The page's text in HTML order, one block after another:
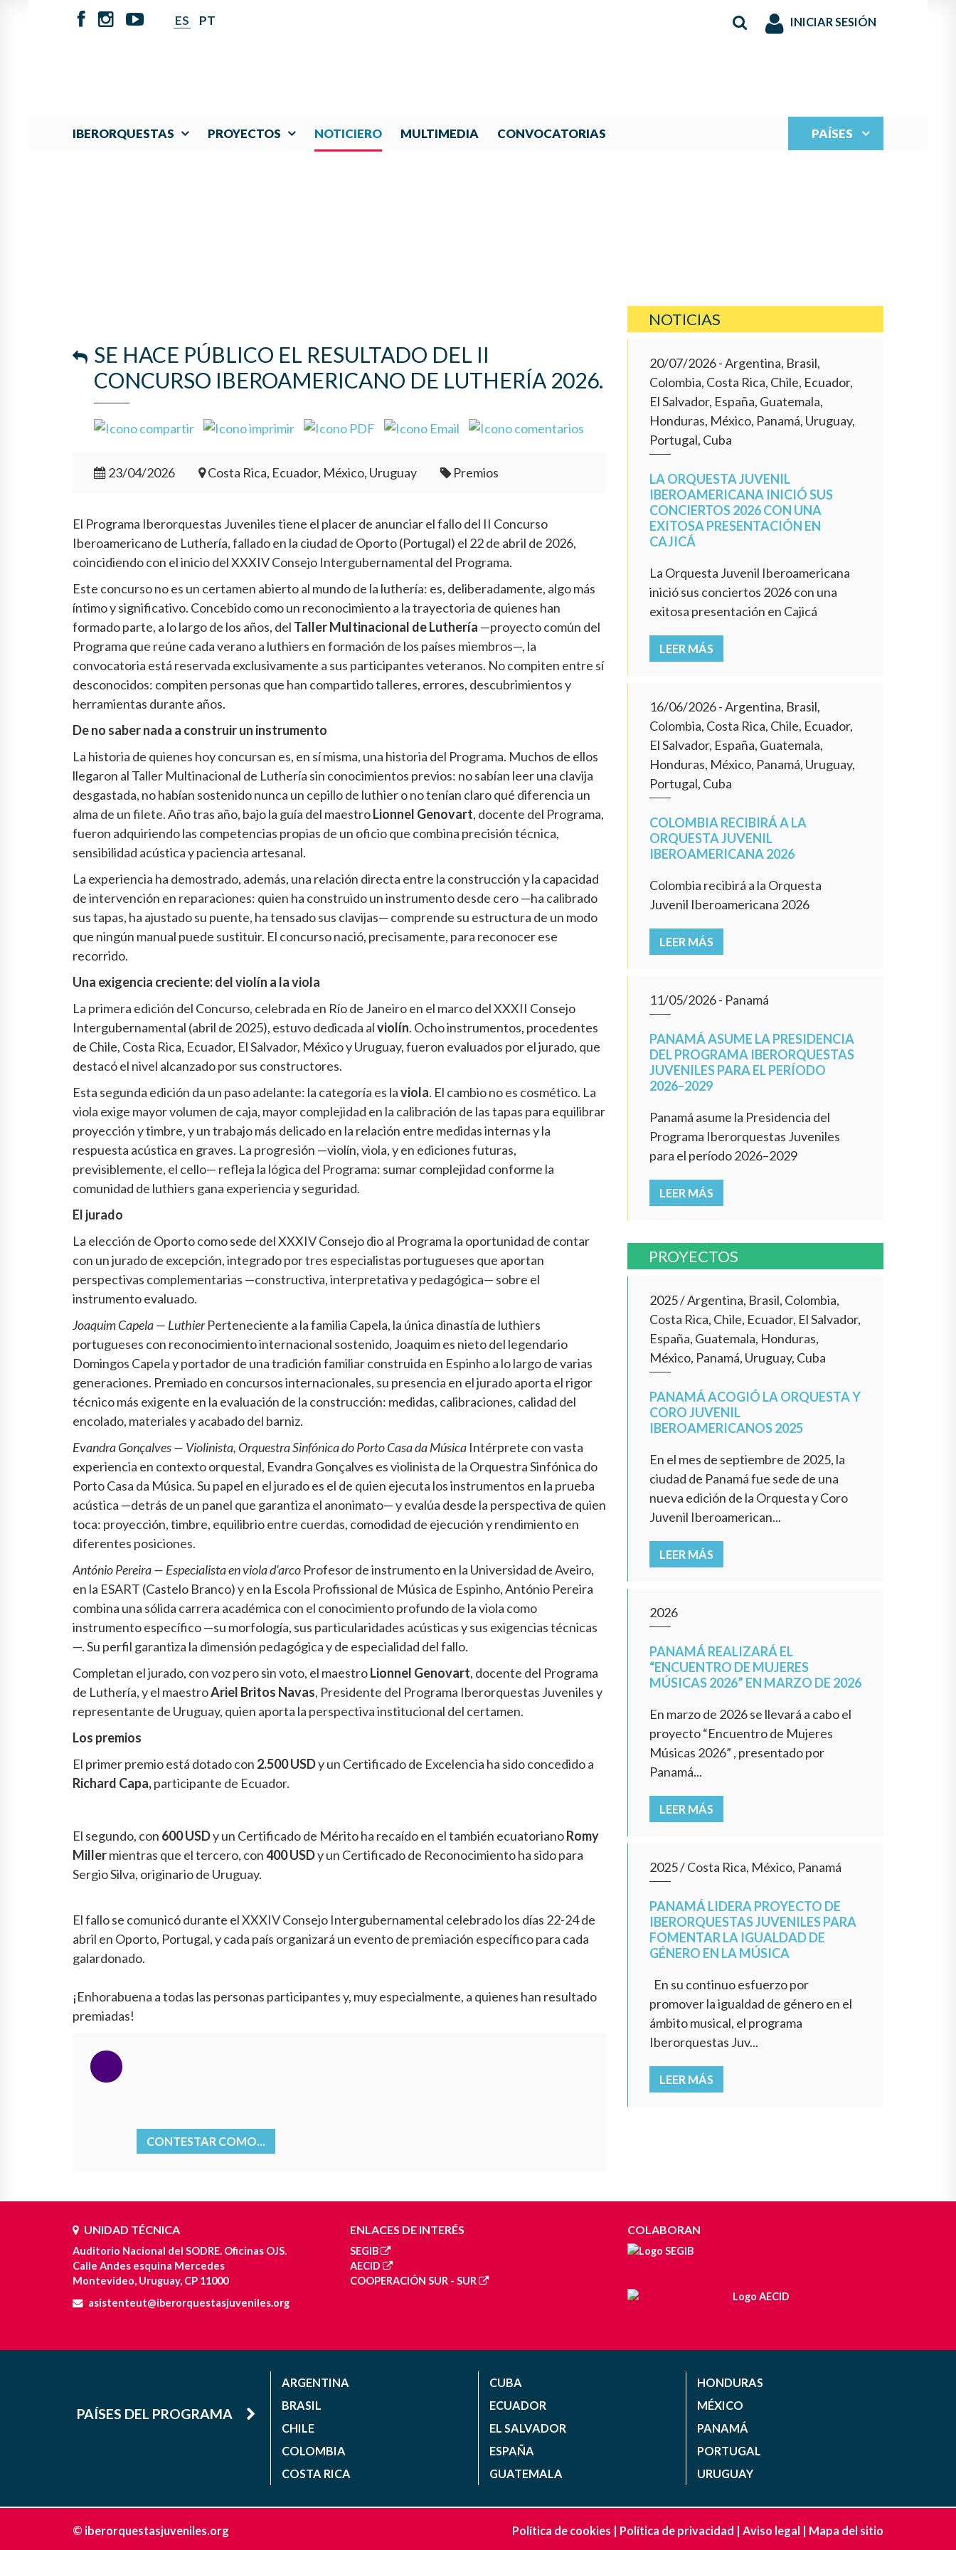
ES PT INICIAR SESIÓN
IBERORQUESTAS PROYECTOS NOTICIERO MULTIMEDIA CONVOCATORIAS PAÍSES
SE HACE PÚBLICO EL RESULTADO DEL II
CONCURSO IBEROAMERICANO DE LUTHERÍA 2026.
23/04/2026 Costa Rica, Ecuador, México, Uruguay Premios
El Programa Iberorquestas Juveniles tiene el placer de anunciar el fallo del II Concurso
Iberoamericano de Luthería, fallado en la ciudad de Oporto (Portugal) el 22 de abril de 2026,
coincidiendo con el inicio del XXXIV Consejo Intergubernamental del Programa.
Este concurso no es un certamen abierto al mundo de la luthería: es, deliberadamente, algo más
íntimo y significativo. Concebido como un reconocimiento a la trayectoria de quienes han
formado parte, a lo largo de los años, del Taller Multinacional de Luthería —proyecto común del
Programa que reúne cada verano a luthiers en formación de los países miembros—, la
convocatoria está reservada exclusivamente a sus participantes veteranos. No compiten entre sí
desconocidos: compiten personas que han compartido talleres, errores, descubrimientos y
herramientas durante años.
De no saber nada a construir un instrumento
La historia de quienes hoy concursan es, en sí misma, una historia del Programa. Muchos de ellos
llegaron al Taller Multinacional de Luthería sin conocimientos previos: no sabían leer una clavija
desgastada, no habían sostenido nunca un cepillo de luthier o no tenían claro qué diferencia un
alma de un filete. Año tras año, bajo la guía del maestroLionnel Genovart, docente del Programa,
fueron adquiriendo las competencias propias de un oficio que combina precisión técnica,
sensibilidad acústica y paciencia artesanal.
La experiencia ha demostrado, además, una relación directa entre la construcción y la capacidad
de intervención en reparaciones: quien ha construido un instrumento desde cero —ha calibrado
sus tapas, ha ajustado su puente, ha tensado sus clavijas— comprende su estructura de un modo
que ningún manual puede sustituir. El concurso nació, precisamente, para reconocer ese
recorrido.
Una exigencia creciente: del violín a la viola
La primera edición del Concurso, celebrada en Río de Janeiro en el marco del XXXII Consejo
Intergubernamental (abril de 2025), estuvo dedicada alviolín. Ocho instrumentos, procedentes
de Chile, Costa Rica, Ecuador, El Salvador, México y Uruguay, fueron evaluados por el jurado, que
destacó el nivel alcanzado por sus constructores.
Esta segunda edición da un paso adelante: la categoría es laviola. El cambio no es cosmético. La
viola exige mayor volumen de caja, mayor complejidad en la calibración de las tapas para equilibrar
proyección y timbre, y un trabajo más delicado en la relación entre medidas internas y la
respuesta acústica en graves. La progresión —violín, viola, y en ediciones futuras,
previsiblemente, el cello— refleja la lógica del Programa: sumar complejidad conforme la
comunidad de luthiers gana experiencia y seguridad.
El jurado
La elección de Oporto como sede del XXXIV Consejo dio al Programa la oportunidad de contar
con un jurado de excepción, integrado por tres especialistas portugueses que aportan
perspectivas complementarias —constructiva, interpretativa y pedagógica— sobre el
instrumento evaluado.
Joaquim Capela — LuthierPerteneciente a la familia Capela, la única dinastía de luthiers
portugueses con reconocimiento internacional sostenido, Joaquim es nieto del legendario
Domingos Capela y portador de una tradición familiar construida en Espinho a lo largo de varias
generaciones. Premiado en concursos internacionales, su presencia en el jurado aporta el rigor
técnico más exigente en la evaluación de la construcción: medidas, calibraciones, calidad del
encolado, materiales y acabado del barniz.
Evandra Gonçalves — Violinista, Orquestra Sinfónica do Porto Casa da Música Intérprete con vasta
experiencia en contexto orquestal, Evandra Gonçalves es violinista de la Orquestra Sinfónica do
Porto Casa da Música. Su papel en el jurado es el de quien ejecuta los instrumentos en la prueba
acústica —detrás de un panel que garantiza el anonimato— y evalúa desde la perspectiva de quien
toca: proyección, timbre, equilibrio entre cuerdas, comodidad de ejecución y rendimiento en
diferentes posiciones.
António Pereira — Especialista en viola d'arco Profesor de instrumento en la Universidad de Aveiro,
en la ESART (Castelo Branco) y en la Escola Profissional de Música de Espinho, António Pereira
combina una sólida carrera académica con el conocimiento profundo de la viola como
instrumento específico —su morfología, sus particularidades acústicas y sus exigencias técnicas
—. Su perfil garantiza la dimensión pedagógica y de especialidad del fallo.
Completan el jurado, con voz pero sin voto, el maestroLionnel Genovart, docente del Programa
de Luthería, y el maestroAriel Britos Navas, Presidente del Programa Iberorquestas Juveniles y
representante de Uruguay, quien aporta la perspectiva institucional del certamen.
Los premios
El primer premio está dotado con 2.500 USDy un Certificado de Excelencia ha sido concedido a
Richard Capa,participante de Ecuador.
El segundo, con 600 USDy un Certificado de Mérito ha recaído en el también ecuatorianoRomy
Millermientras que el tercero, con400 USDy un Certificado de Reconocimiento ha sido para
Sergio Silva, originario de Uruguay.
El fallo se comunicó durante el XXXIV Consejo Intergubernamental celebrado los días 22-24 de
abril en Oporto, Portugal, y cada país organizará un evento de premiación específico para cada
galardonado.
¡Enhorabuena a todas las personas participantes y, muy especialmente, a quienes han resultado
premiadas!
CONTESTAR COMO...
NOTICIAS
20/07/2026- Argentina, Brasil,
Colombia, Costa Rica, Chile, Ecuador,
El Salvador, España, Guatemala,
Honduras, México, Panamá, Uruguay,
Portugal, Cuba
LA ORQUESTA JUVENIL
IBEROAMERICANA INICIÓ SUS
CONCIERTOS 2026 CON UNA
EXITOSA PRESENTACIÓN EN
CAJICÁ
La Orquesta Juvenil Iberoamericana
inició sus conciertos 2026 con una
exitosa presentación en Cajicá
LEER MÁS
16/06/2026- Argentina, Brasil,
Colombia, Costa Rica, Chile, Ecuador,
El Salvador, España, Guatemala,
Honduras, México, Panamá, Uruguay,
Portugal, Cuba
COLOMBIA RECIBIRÁ A LA
ORQUESTA JUVENIL
IBEROAMERICANA 2026
Colombia recibirá a la Orquesta
Juvenil Iberoamericana 2026
LEER MÁS
11/05/2026- Panamá
PANAMÁ ASUME LA PRESIDENCIA
DEL PROGRAMA IBERORQUESTAS
JUVENILES PARA EL PERÍODO
2026–2029
Panamá asume la Presidencia del
Programa Iberorquestas Juveniles
para el período 2026–2029
LEER MÁS
PROYECTOS
2025/Argentina, Brasil, Colombia,
Costa Rica, Chile, Ecuador, El Salvador,
España, Guatemala, Honduras,
México, Panamá, Uruguay, Cuba
PANAMÁ ACOGIÓ LA ORQUESTA Y
CORO JUVENIL
IBEROAMERICANOS 2025
En el mes de septiembre de 2025, la
ciudad de Panamá fue sede de una
nueva edición de la Orquesta y Coro
Juvenil Iberoamerican...
LEER MÁS
2026
PANAMÁ REALIZARÁ EL
“ENCUENTRO DE MUJERES
MÚSICAS 2026” EN MARZO DE 2026
En marzo de 2026 se llevará a cabo el
proyecto “Encuentro de Mujeres
Músicas 2026” , presentado por
Panamá...
LEER MÁS
2025/Costa Rica, México, Panamá
PANAMÁ LIDERA PROYECTO DE
IBERORQUESTAS JUVENILES PARA
FOMENTAR LA IGUALDAD DE
GÉNERO EN LA MÚSICA
En su continuo esfuerzo por
promover la igualdad de género en el
ámbito musical, el programa
Iberorquestas Juv...
LEER MÁS
UNIDAD TÉCNICA
Auditorio Nacional del SODRE. Oficinas OJS.
Calle Andes esquina Mercedes
Montevideo, Uruguay, CP 11000
asistenteut@iberorquestasjuveniles.org
ENLACES DE INTERÉS
SEGIB
AECID
COOPERACIÓN SUR - SUR
COLABORAN
PAÍSES DEL PROGRAMA
ARGENTINA
BRASIL
CHILE
COLOMBIA
COSTA RICA
CUBA
ECUADOR
EL SALVADOR
ESPAÑA
GUATEMALA
HONDURAS
MÉXICO
PANAMÁ
PORTUGAL
URUGUAY
© iberorquestasjuveniles.org Política de cookies | Política de privacidad | Aviso legal | Mapa del sitio